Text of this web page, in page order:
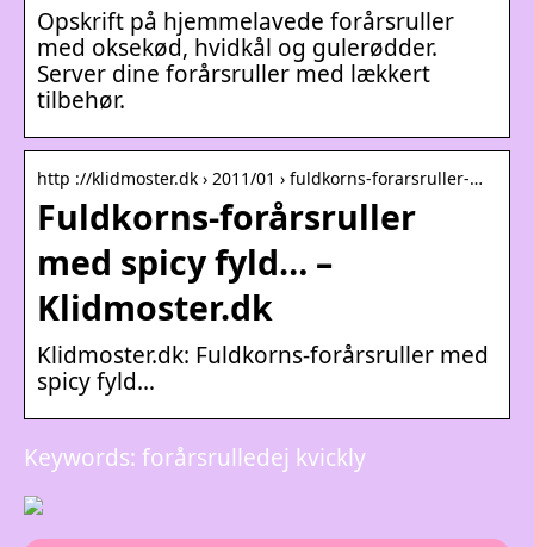
Opskrift på hjemmelavede forårsruller
med oksekød, hvidkål og gulerødder.
Server dine forårsruller med lækkert
tilbehør.
http ://klidmoster.dk › 2011/01 › fuldkorns-forarsruller-…
Fuldkorns-forårsruller
med spicy fyld… –
Klidmoster.dk
Klidmoster.dk: Fuldkorns-forårsruller med
spicy fyld…
Keywords: forårsrulledej kvickly